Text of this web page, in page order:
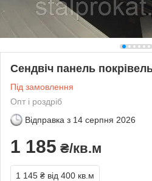
Сендвіч панель
Під замовлення
Опт і роздріб
Відправка з 14 серпня 2026
1 185 ₴/кв.м
1 145 ₴ від 400 кв.м